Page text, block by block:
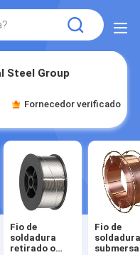
Steel Group
Fornecedor verificado
Fio de
soldadura
retirado o
Fio de